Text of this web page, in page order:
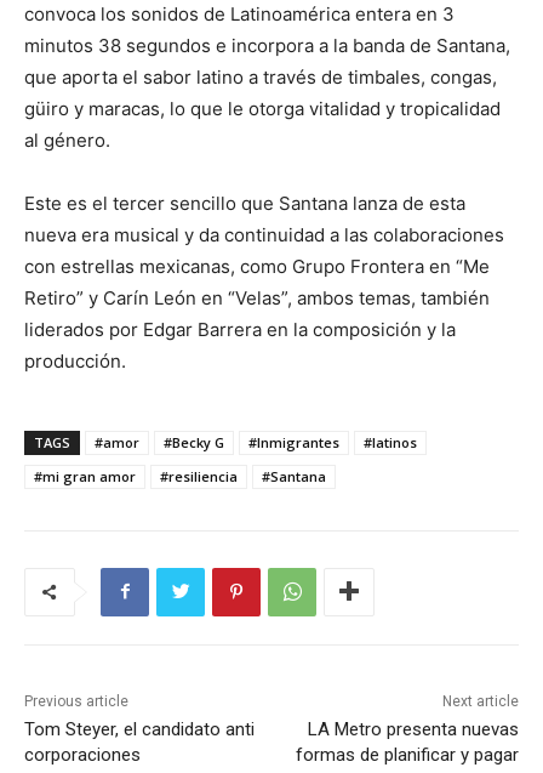
convoca los sonidos de Latinoamérica entera en 3
minutos 38 segundos e incorpora a la banda de Santana,
que aporta el sabor latino a través de timbales, congas,
güiro y maracas, lo que le otorga vitalidad y tropicalidad
al género.
Este es el tercer sencillo que Santana lanza de esta
nueva era musical y da continuidad a las colaboraciones
con estrellas mexicanas, como Grupo Frontera en “Me
Retiro” y Carín León en “Velas”, ambos temas, también
liderados por Edgar Barrera en la composición y la
producción.
TAGS #amor #Becky G #Inmigrantes
#latinos
#mi gran amor
#resiliencia #Santana
Previous article
Tom Steyer, el candidato anti
corporaciones
Next article
LA Metro presenta nuevas
formas de planificar y pagar